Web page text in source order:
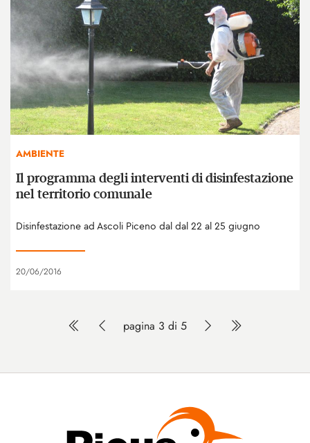
AMBIENTE
Il programma degli interventi di disinfestazione
nel territorio comunale
Disinfestazione ad Ascoli Piceno dal dal 22 al 25 giugno
20/06/2016
pagina 3 di 5